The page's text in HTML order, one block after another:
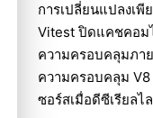
การเปลี่ยนแปลงเพี
Vitest ปิดแคชคอม
ความครอบคลุมภา
ความครอบคลุม
ซอร์สเมื่อดีซีเรียล